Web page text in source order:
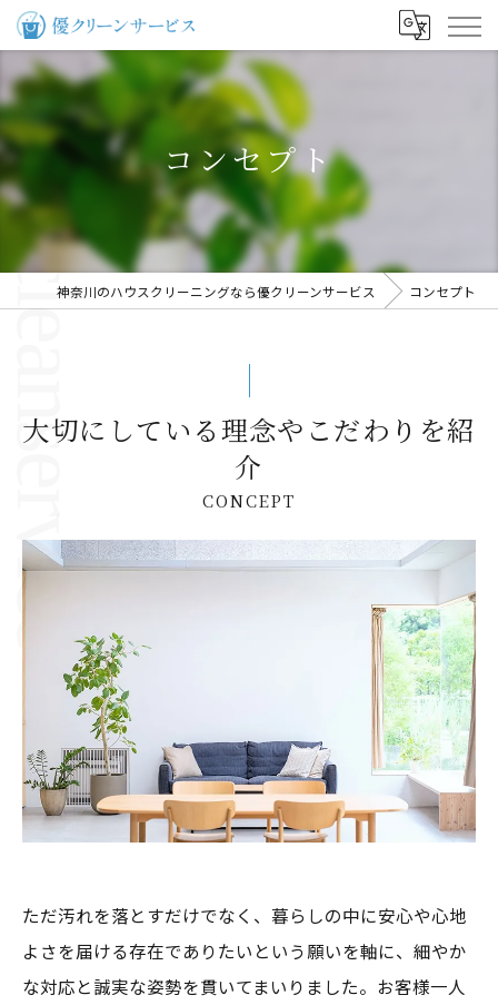
コンセプト
神奈川のハウスクリーニングなら優クリーンサービス コンセプト
大切にしている理念やこだわりを紹
介
CONCEPT
ただ汚れを落とすだけでなく、暮らしの中に安心や心地
よさを届ける存在でありたいという願いを軸に、細やか
な対応と誠実な姿勢を貫いてまいりました。お客様一人